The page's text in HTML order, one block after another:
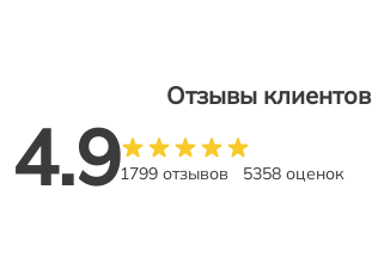
Отзывы клиентов
4.91799 отзывов 5358 оценок